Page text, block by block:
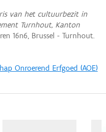
van het cultuurbezit in
Turnhout, Kanton
16n6, Brussel - Turnhout.
Onroerend Erfgoed (AOE)